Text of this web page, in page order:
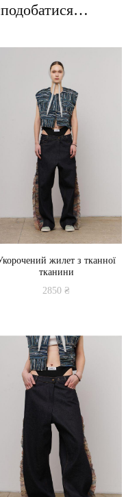
жилет з тканної
тканини
2850₴
має
кілька
варіантів.
Параметри
можна
вибрати
на
сторінці